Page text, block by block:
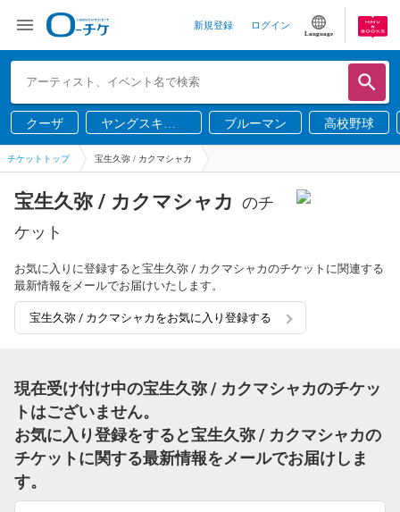
新規登録 ログイン
Language
クーザ
ヤングスキニ
ー
ブルーマン 高校野球
チケットトップ 宝生久弥 / カクマシャカ
宝生久弥 / カクマシャカ のチ
ケット
お気に入りに登録すると宝生久弥 / カクマシャカのチケットに関連する
最新情報をメールでお届けいたします。
宝生久弥 / カクマシャカをお気に入り登録する
現在受け付け中の宝生久弥 / カクマシャカのチケッ
トはございません。
お気に入り登録をすると宝生久弥 / カクマシャカの
チケットに関する最新情報をメールでお届けしま
す。